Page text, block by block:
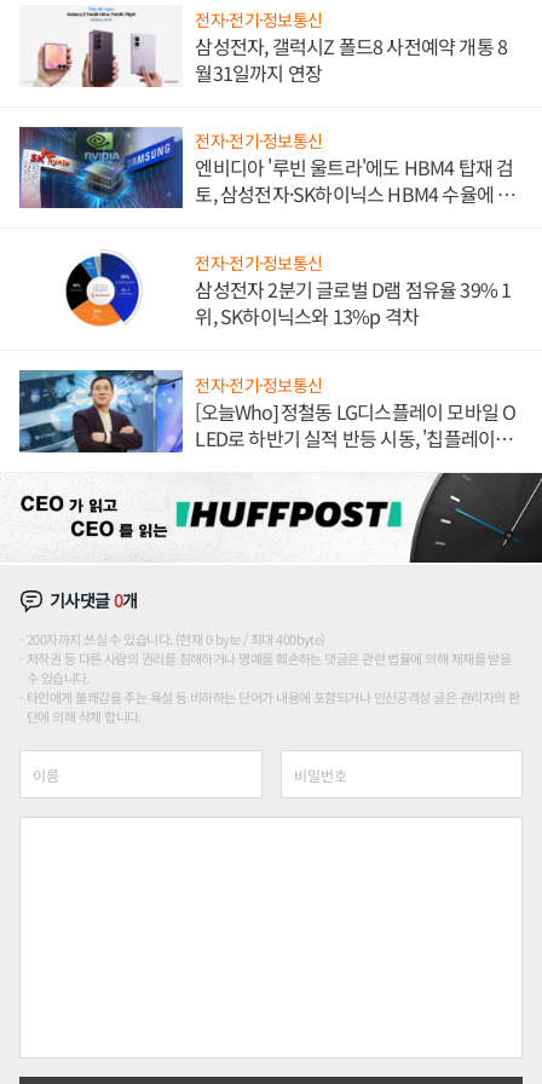
전자·전기·정보통신
삼성전자, 갤럭시Z 폴드8 사전예약 개통 8
월31일까지 연장
전자·전기·정보통신
엔비디아 '루빈 울트라'에도 HBM4 탑재 검
토, 삼성전자·SK하이닉스 HBM4 수율에 주
전자·전기·정보통신
삼성전자 2분기 글로벌 D램 점유율 39% 1
위, SK하이닉스와 13%p 격차
전자·전기·정보통신
[오늘Who] 정철동 LG디스플레이 모바일 O
LED로 하반기 실적 반등 시동, '칩플레이
기사댓글0개
200자까지 쓰실 수 있습니다. (현재 0 byte / 최대 400byte)
저작권 등 다른 사람의 권리를 침해하거나 명예를 훼손하는 댓글은 관련 법률에 의해 제재를 받을
수 있습니다.
타인에게 불쾌감을 주는 욕설 등 비하하는 단어가 내용에 포함되거나 인신공격성 글은 관리자의 판
단에 의해 삭제 합니다.